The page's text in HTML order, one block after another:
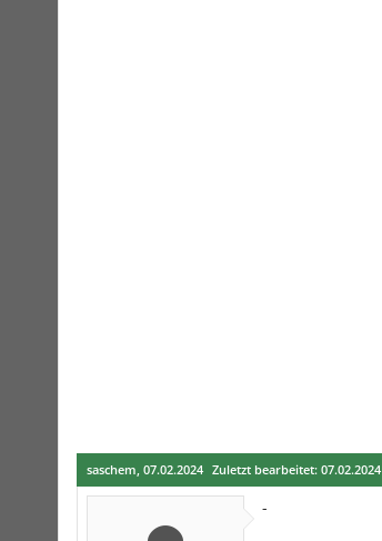
saschem, 07.02.2024 Zuletzt bearbeitet: 07.02.2024
-